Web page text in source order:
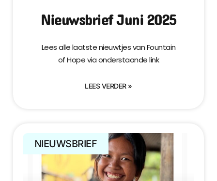
Nieuwsbrief Juni 2025
Lees alle laatste nieuwtjes van Fountain
of Hope via onderstaande link
LEES VERDER »
NIEUWSBRIEF